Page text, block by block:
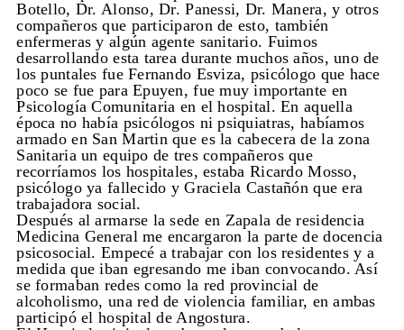
Botello, Dr. Alonso, Dr. Panessi, Dr. Manera, y otros
compañeros que participaron de esto, también
enfermeras y algún agente sanitario. Fuimos
desarrollando esta tarea durante muchos años, uno de
los puntales fue Fernando Esviza, psicólogo que hace
poco se fue para Epuyen, fue muy importante en
Psicología Comunitaria en el hospital. En aquella
época no había psicólogos ni psiquiatras, habíamos
armado en San Martin que es la cabecera de la zona
Sanitaria un equipo de tres compañeros que
recorríamos los hospitales, estaba Ricardo Mosso,
psicólogo ya fallecido y Graciela Castañón que era
trabajadora social.
Después al armarse la sede en Zapala de residencia
Medicina General me encargaron la parte de docencia
psicosocial. Empecé a trabajar con los residentes y a
medida que iban egresando me iban convocando. Así
se formaban redes como la red provincial de
alcoholismo, una red de violencia familiar, en ambas
participó el hospital de Angostura.